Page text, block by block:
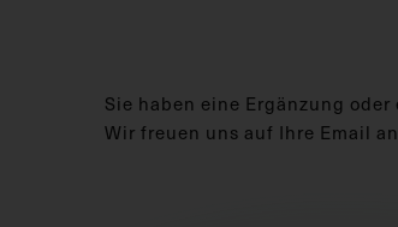
Sie haben eine Ergänzung
Wir freuen uns auf Ihre Email